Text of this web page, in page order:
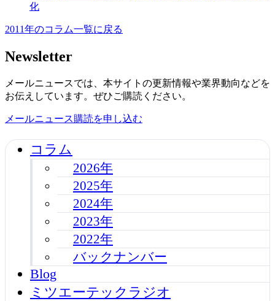
化
2011年のコラム一覧に戻る
Newsletter
メールニュースでは、本サイトの更新情報や業界動向などを
お伝えしています。ぜひご購読ください。
メールニュース購読を申し込む
コラム
2026年
2025年
2024年
2023年
2022年
バックナンバー
Blog
ミツエーテックラジオ